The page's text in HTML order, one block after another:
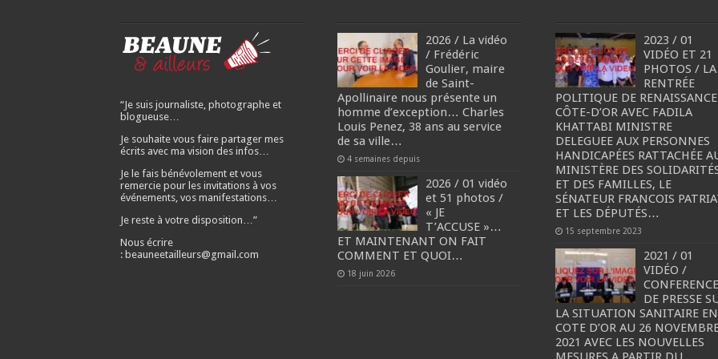
“Je suis journaliste, photographe et
blogueuse…
Je souhaite vous faire partager mes
écrits avec ma vision des infos…
Je le fais bénévolement et vous
remercie pour les invitations à vos
événements, vos manifestations…
Je reste à votre disposition…”
Nous écrire
: beauneetailleurs@gmail.com
2026 / La vidéo
/ Frédéric
Goulier, maire
de Saint-
Apollinaire nous présente un
homme d’exception… Charles
Louis Penez, 38 ans au service
de sa ville…
4 semaines depuis
2026 / 01 vidéo
et 51 photos /
« JE
T’ACCUSE »…
ET MAINTENANT ON FAIT
COMMENT ET QUOI…
18 juin 2026
2023 / 01
VIDÉO ET 21
PHOTOS / LA
RENTRÉE
POLITIQUE DE RENAISSANCE
CÔTE-D’OR AVEC FADILA
KHATTABI MINISTRE
DELEGUEE AUX PERSONNES
HANDICAPÉES RATTACHÉE
MINISTÈRE DES
ET DES FAMILLES, LE
SÉNATEUR FRANCOIS
ET LES DÉPUTÉS…
15 septembre 2023
2021 / 01
VIDÉO /
CONFERENCE
DE PRESSE
LA SITUATION SANITAIRE EN
COTE D’OR AU 26
2021 AVEC LES NOUVELLES